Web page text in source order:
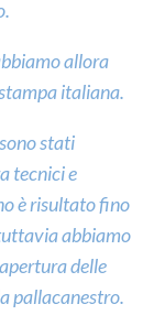
allora
italiana.
stati
tecnici e
è risultato fino
abbiamo
delle
pallacanestro.